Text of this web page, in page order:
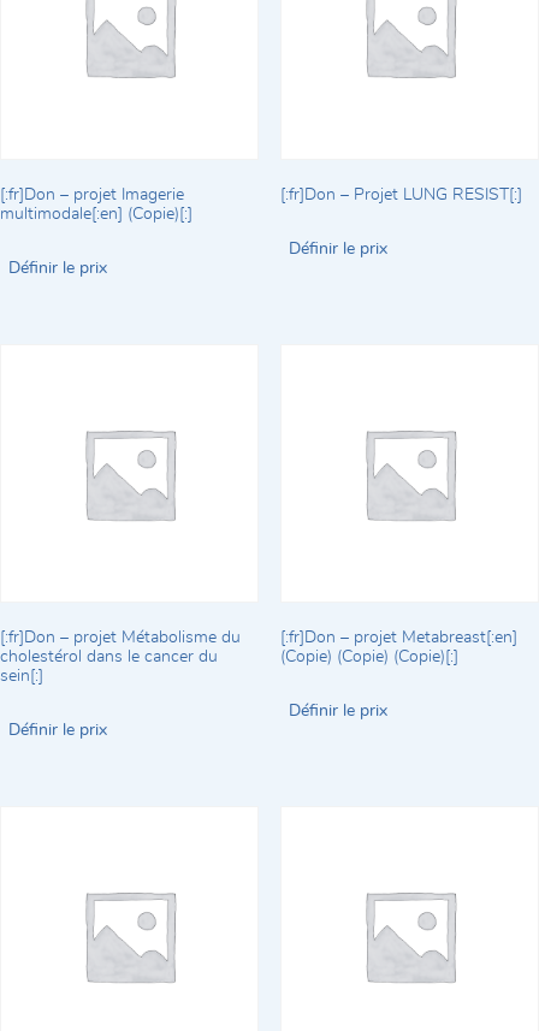
[:fr]Don – projet Imagerie
multimodale[:en] (Copie)[:]
Définir le prix
[:fr]Don – Projet LUNG RESIST[:]
Définir le prix
[:fr]Don – projet Métabolisme du
cholestérol dans le cancer du
sein[:]
Définir le prix
[:fr]Don – projet Metabreast[:en]
(Copie) (Copie) (Copie)[:]
Définir le prix